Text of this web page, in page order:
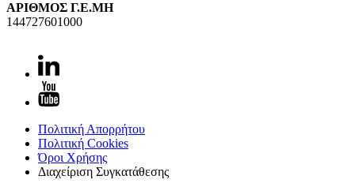
ΑΡΙΘΜΟΣ Γ.Ε.ΜΗ
144727601000
Πολιτική Απορρήτου
Πολιτική Cookies
Όροι Χρήσης
Διαχείριση Συγκατάθεσης